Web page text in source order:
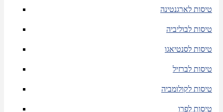
טיסות לארגנטינה
טיסות לבוליביה
טיסות לסנטיאגו
טיסות לברזיל
טיסות לקולומביה
טיסות לפרו